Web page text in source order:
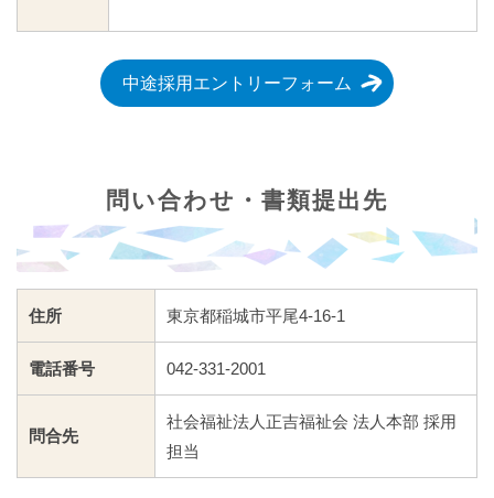
中途採用エントリーフォーム
問い合わせ・書類提出先
住所 東京都稲城市平尾4-16-1
電話番号 042-331-2001
問合先
社会福祉法人正吉福祉会 法人本部 採用
担当